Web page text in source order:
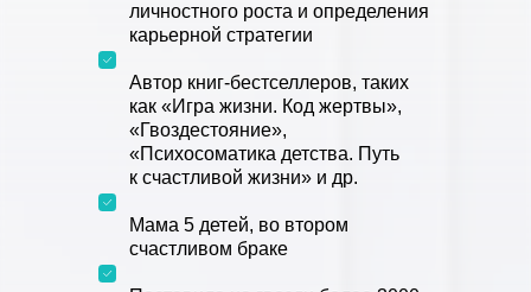
личностного роста и определения
карьерной стратегии
Автор книг-бестселлеров, таких
как «Игра жизни. Код жертвы»,
«Гвоздестояние»,
«Психосоматика детства. Путь
к счастливой жизни» и др.
Мама 5 детей, во втором
счастливом браке